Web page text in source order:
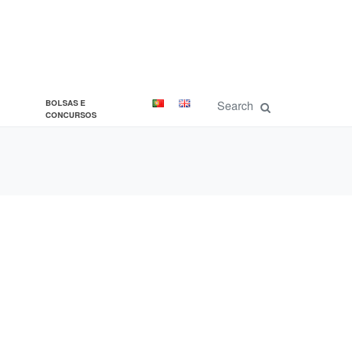
BOLSAS E
CONCURSOS